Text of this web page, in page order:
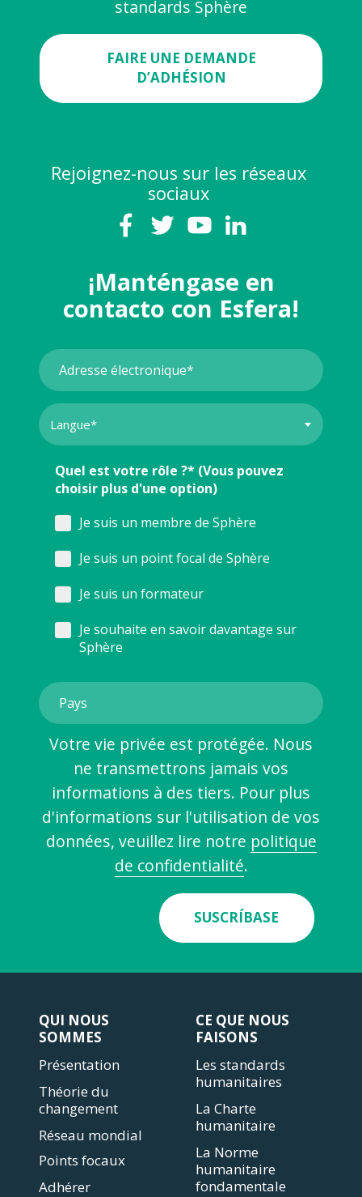
standards Sphère
FAIRE UNE DEMANDE
D’ADHÉSION
Rejoignez-nous sur les réseaux
sociaux
¡Manténgase en
contacto con Esfera!
Quel est votre rôle ?* (Vous pouvez
choisir plus d'une option)
Je suis un membre de Sphère
Je suis un point focal de Sphère
Je suis un formateur
Je souhaite en savoir davantage sur
Sphère
Votre vie privée est protégée. Nous
ne transmettrons jamais vos
informations à des tiers. Pour plus
d'informations sur l'utilisation de vos
données, veuillez lire notre politique
de confidentialité.
SUSCRÍBASE
QUI NOUS
SOMMES
Présentation
Théorie du
changement
Réseau mondial
Points focaux
Adhérer
CE QUE NOUS
FAISONS
Les standards
humanitaires
La Charte
humanitaire
La Norme
humanitaire
fondamentale